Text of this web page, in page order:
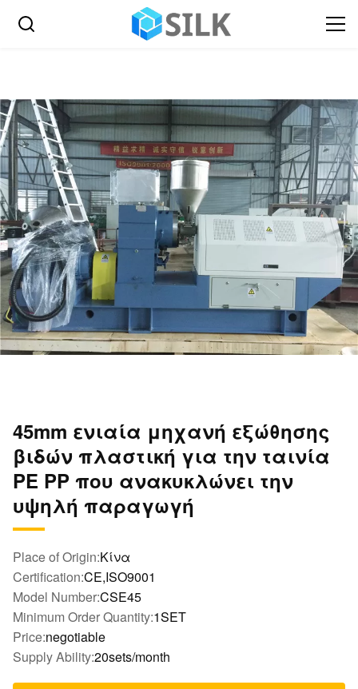
45mm ενιαία μηχανή εξώθησης
βιδών πλαστική για την ταινία
PE PP που ανακυκλώνει την
υψηλή παραγωγή
Place of Origin:Κίνα
Certification:CE,ISO9001
Model Number:CSE45
Minimum Order Quantity:1SET
Price:negotiable
Supply Ability:20sets/month